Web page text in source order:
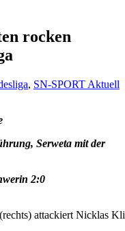
rocken
, SN-SPORT Aktuell
Serweta mit der
2:0
attackiert Nicklas